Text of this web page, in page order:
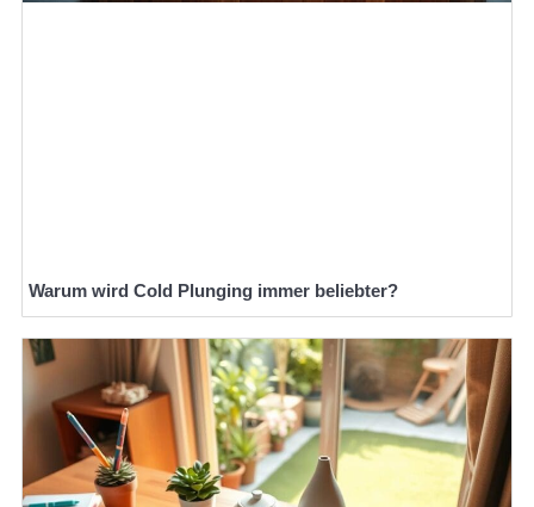
Warum wird Cold Plunging immer beliebter?